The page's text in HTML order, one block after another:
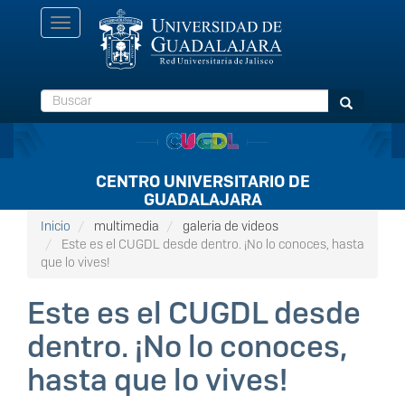
Toggle
navigation
Buscar Buscar
CENTRO UNIVERSITARIO DE
GUADALAJARA
Inicio multimedia
galeria de videos
Este es el CUGDL desde dentro. ¡No lo conoces, hasta
que lo vives!
Este es el CUGDL desde
dentro. ¡No lo conoces,
hasta que lo vives!